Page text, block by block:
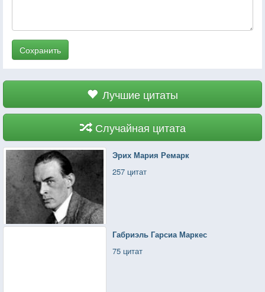
Сохранить
Лучшие цитаты
Случайная цитата
Эрих Мария Ремарк
257 цитат
Габриэль Гарсиа Маркес
75 цитат